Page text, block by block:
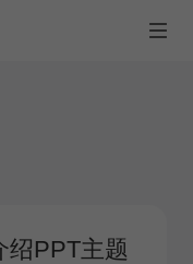
绍PPT主题